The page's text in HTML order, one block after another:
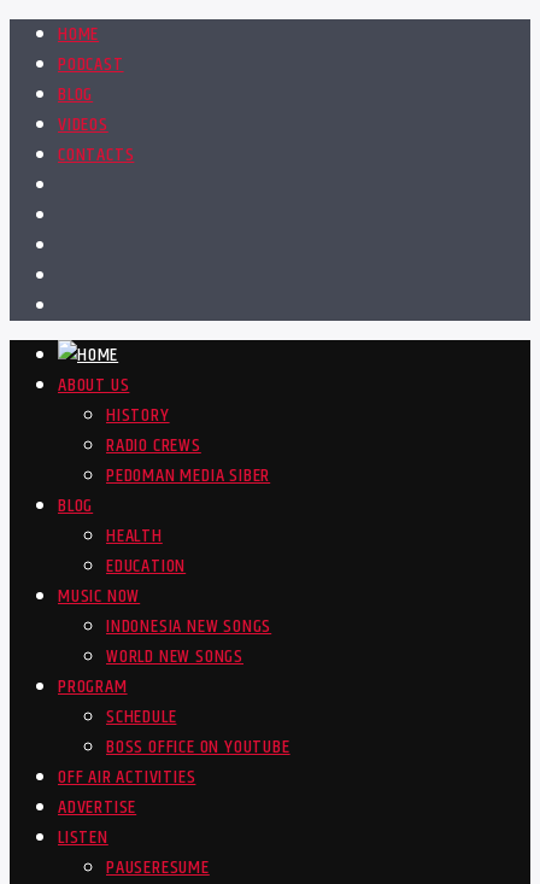
HOME
PODCAST
BLOG
VIDEOS
CONTACTS
ABOUT US
HISTORY
RADIO CREWS
PEDOMAN MEDIA SIBER
BLOG
HEALTH
EDUCATION
MUSIC NOW
INDONESIA NEW SONGS
WORLD NEW SONGS
PROGRAM
SCHEDULE
BOSS OFFICE ON YOUTUBE
OFF AIR ACTIVITIES
ADVERTISE
LISTEN
PAUSERESUME